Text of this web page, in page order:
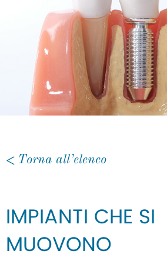
Torna all’elenco
IMPIANTI CHE SI
MUOVONO